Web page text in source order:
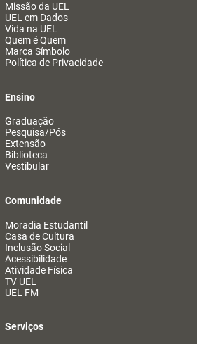
Missão da UEL
UEL em Dados
Vida na UEL
Quem é Quem
Marca Símbolo
Política de Privacidade
Ensino
Graduação
Pesquisa/Pós
Extensão
Biblioteca
Vestibular
Comunidade
Moradia Estudantil
Casa de Cultura
Inclusão Social
Acessibilidade
Atividade Física
TV UEL
UEL FM
Serviços